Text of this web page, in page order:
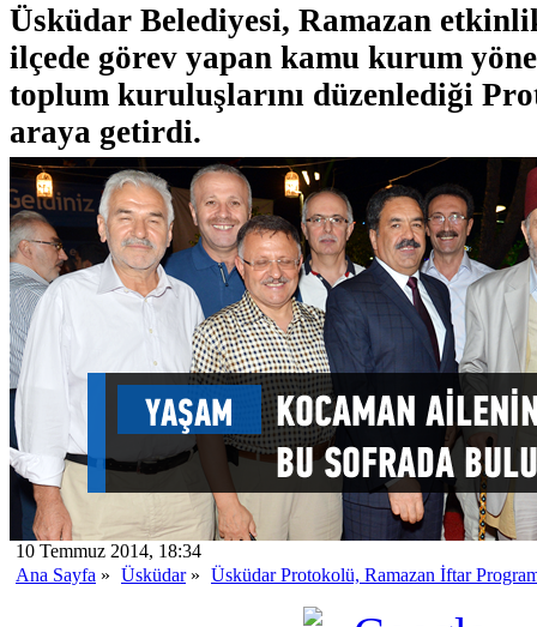
Üsküdar Belediyesi, Ramazan
ilçede görev yapan kamu kurum
toplum kuruluşlarını düzenlediği
araya getirdi.
10 Temmuz 2014, 18:34
Ana Sayfa » Üsküdar» Üsküdar Protokolü, Ramazan İftar